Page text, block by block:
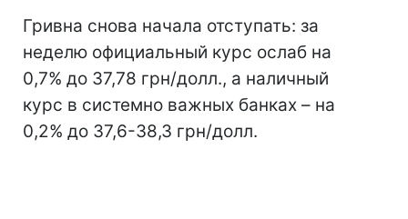
Гривна снова начала отступать: за
неделю официальный курс ослаб на
0,7% до 37,78 грн/долл., а наличный
курс в системно важных банках – на
0,2% до 37,6-38,3 грн/долл.